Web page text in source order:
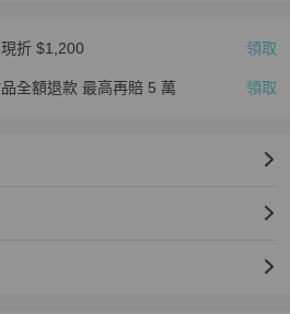
鑑賞期間(鑑賞期非試用期)，如需退換
』狀態且完整包裝 (包含購買商品、附
原狀所需的費用。
現折 $1,200 領取
品全額退款 最高再賠 5 萬 領取